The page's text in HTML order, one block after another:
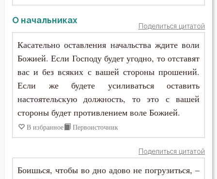
О начальниках
Поделиться цитатой
Касательно оставления начальства ждите воли
Божией. Если Господу будет угодно, то отставят
вас и без всяких с вашей стороны прошений.
Если же будете усиливаться оставить
настоятельскую должность, то это с вашей
стороны будет противлением воле Божией.
В избранное Первоисточник
Поделиться цитатой
Боишься, чтобы во дно адово не погрузиться, –